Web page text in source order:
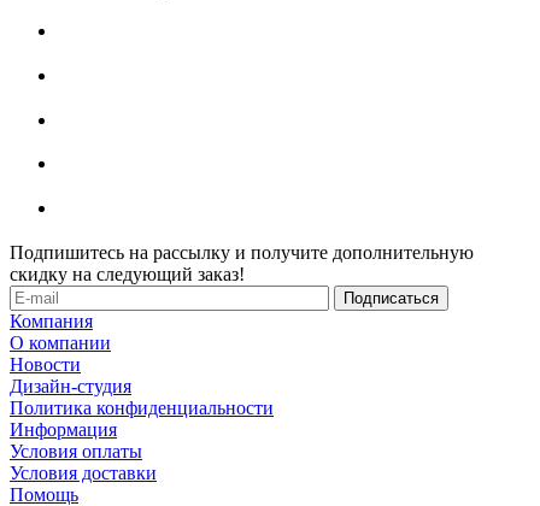
Подпишитесь на рассылку и получите дополнительную
скидку на следующий заказ!
Компания
О компании
Новости
Дизайн-студия
Политика конфиденциальности
Информация
Условия оплаты
Условия доставки
Помощь